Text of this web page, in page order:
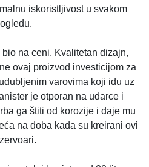
iskoristljivost u svakom
na ceni. Kvalitetan dizajn,
ovaj proizvod investicijom za
varovima koji idu uz
je otporan na udarce i
ga štiti od korozije i daje mu
na doba kada su kreirani ovi